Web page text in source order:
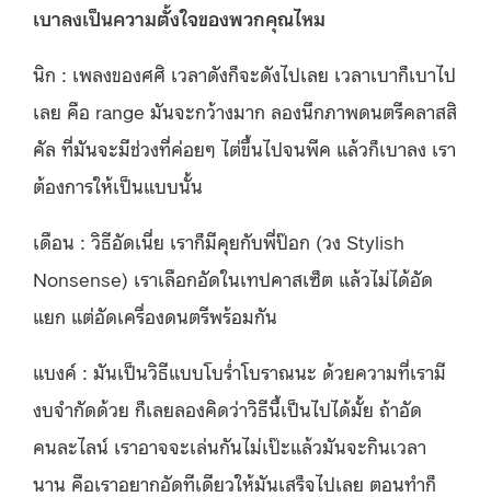
เบาลงเป็นความตั้งใจของพวกคุณไหม
นิก : เพลงของศศิ เวลาดังก็จะดังไปเลย เวลาเบาก็เบาไป
เลย คือ range มันจะกว้างมาก ลองนึกภาพดนตรีคลาสสิ
คัล ที่มันจะมีช่วงที่ค่อยๆ ไต่ขึ้นไปจนพีค แล้วก็เบาลง เรา
ต้องการให้เป็นแบบนั้น
เดือน : วิธีอัดเนี่ย เราก็มีคุยกับพี่ป๊อก (วง Stylish
Nonsense) เราเลือกอัดในเทปคาสเซ็ต แล้วไม่ได้อัด
แยก แต่อัดเครื่องดนตรีพร้อมกัน
แบงค์ : มันเป็นวิธีแบบโบร่ำโบราณนะ ด้วยความที่เรามี
งบจำกัดด้วย ก็เลยลองคิดว่าวิธีนี้เป็นไปได้มั้ย ถ้าอัด
คนละไลน์ เราอาจจะเล่นกันไม่เป๊ะแล้วมันจะกินเวลา
นาน คือเราอยากอัดทีเดียวให้มันเสร็จไปเลย ตอนทำก็